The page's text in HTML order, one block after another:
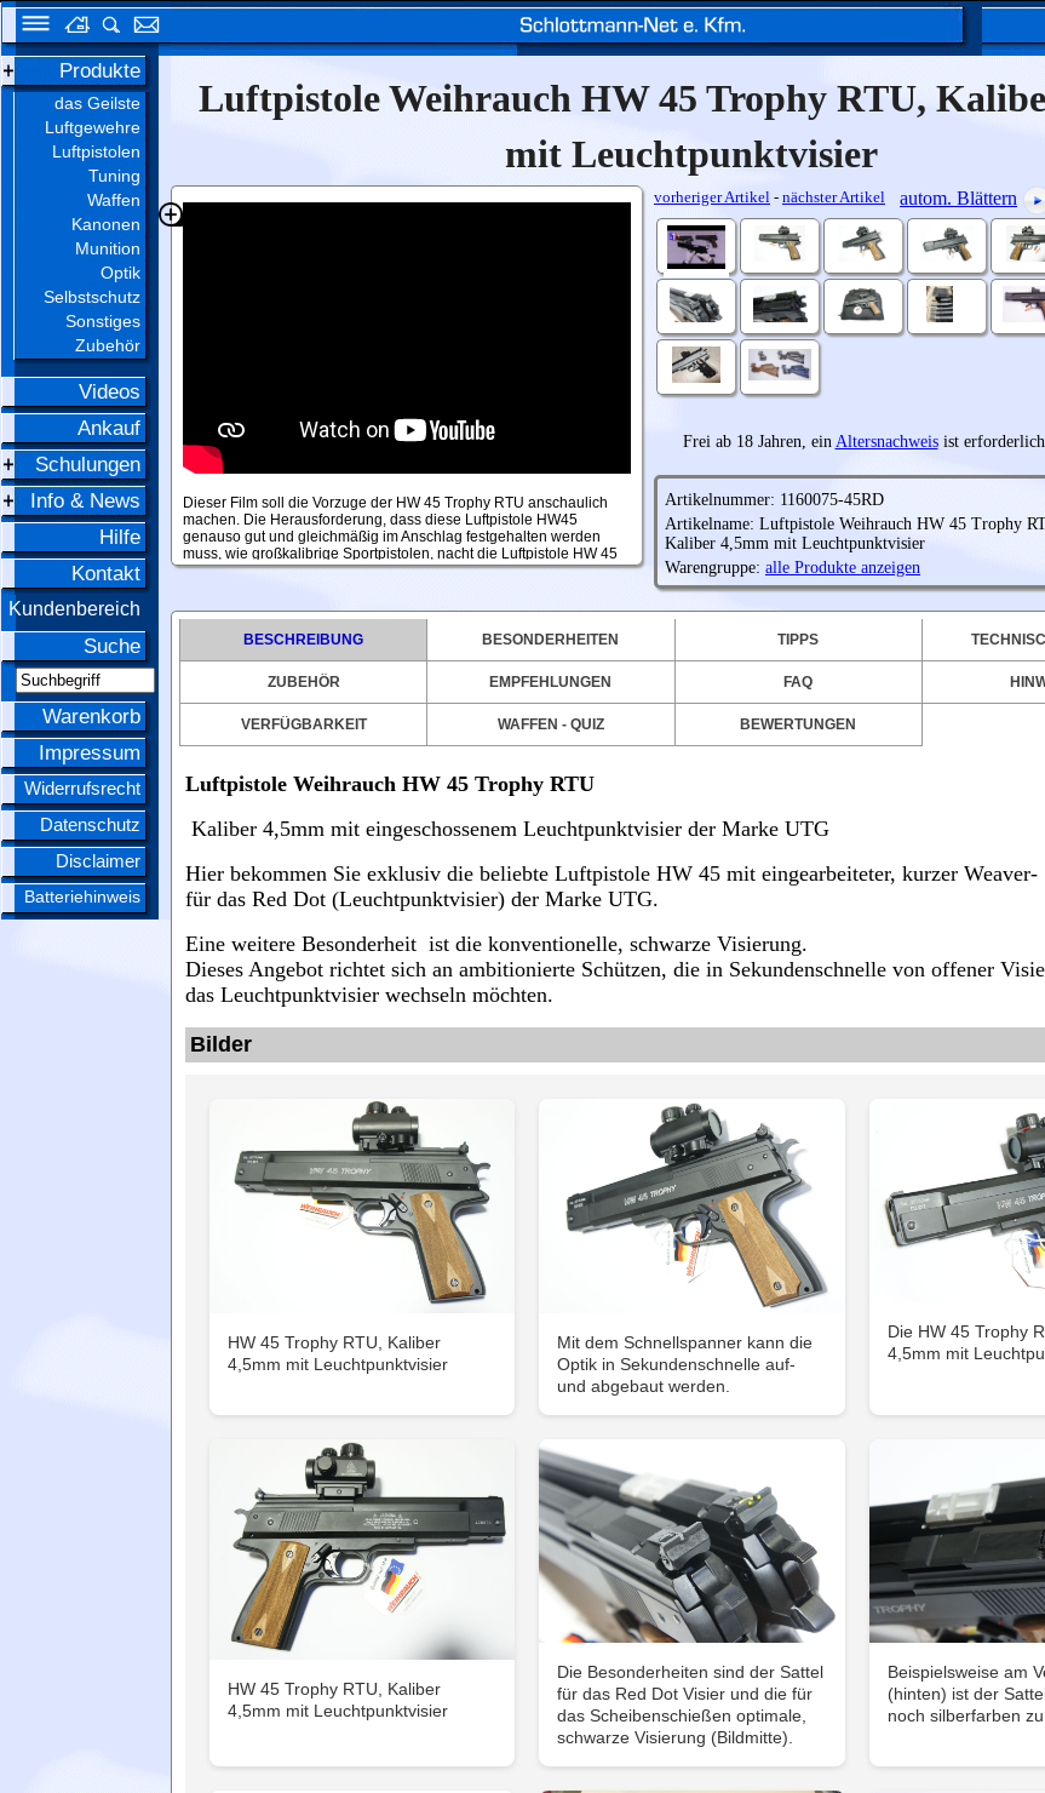
Produkte
das Geilste
Luftgewehre
Luftpistolen
Tuning
Waffen
Kanonen
Munition
Optik
Selbstschutz
Sonstiges
Zubehör
Videos
Ankauf
Schulungen
Info & News
Hilfe
Kontakt
Kundenbereich
Suche
Warenkorb
Impressum
Widerrufsrecht
Datenschutz
Disclaimer
Batteriehinweis
Luftpistole Weihrauch HW 45 Trophy RTU,
mit Leuchtpunktvisier
Dieser Film soll die Vorzuge der HW 45 Trophy RTU anschaulich
machen. Die Herausforderung, dass diese Luftpistole HW45
genauso gut und gleichmäßig im Anschlag festgehalten werden
muss, wie großkalibrige Sportpistolen, nacht die Luftpistole HW 45
für Sportschützen als Trainingsalternative sehr interessant.
vorheriger Artikel - nächster Artikel autom. Blättern
Frei ab 18 Jahren, ein Altersnachweisist
Artikelnummer: 1160075-45RD
Artikelname: Luftpistole Weihrauch HW 45 Trophy
Kaliber 4,5mm mit Leuchtpunktvisier
Warengruppe: alle Produkte anzeigen
BESCHREIBUNG BESONDERHEITEN TIPPS
ZUBEHÖR EMPFEHLUNGEN FAQ
VERFÜGBARKEIT WAFFEN - QUIZ BEWERTUNGEN
Luftpistole Weihrauch HW 45 Trophy RTU
Kaliber 4,5mm mit eingeschossenem Leuchtpunktvisier der Marke UTG
Hier bekommen Sie exklusiv die beliebte Luftpistole HW 45 mit eingearbeiteter, kurzer Weaver-
für das Red Dot (Leuchtpunktvisier) der Marke UTG.
Eine weitere Besonderheit ist die konventionelle, schwarze Visierung.
Dieses Angebot richtet sich an ambitionierte Schützen, die in Sekundenschnelle von offener
das Leuchtpunktvisier wechseln möchten.
Bilder
HW 45 Trophy RTU, Kaliber
4,5mm mit Leuchtpunktvisier
Mit dem Schnellspanner kann die
Optik in Sekundenschnelle auf-
und abgebaut werden.
Die HW 45 Trophy
4,5mm mit
HW 45 Trophy RTU, Kaliber
4,5mm mit Leuchtpunktvisier
Die Besonderheiten sind der Sattel
für das Red Dot Visier und die für
das Scheibenschießen optimale,
schwarze Visierung (Bildmitte).
Beispielsweise am
(hinten) ist der
noch silberfarben